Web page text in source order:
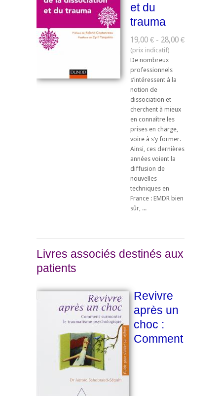
et du
trauma
19,00 € - 28,00 €
De nombreux
professionnels
s’intéressent à la
notion de
dissociation et
cherchent à mieux
en connaître les
prises en charge,
voire à s’y former.
Ainsi, ces dernières
années voient la
diffusion de
nouvelles
techniques en
France : EMDR bien
sûr, ...
Livres associés destinés aux
patients
Revivre
après un
choc :
Comment